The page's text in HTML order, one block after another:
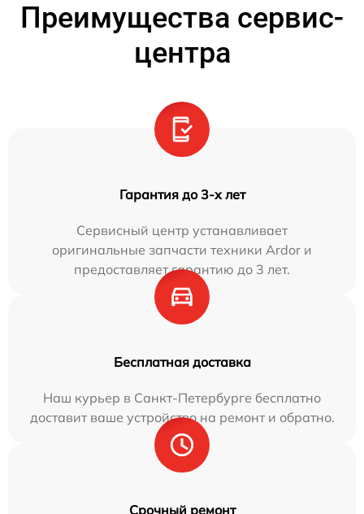
Преимущества сервис-
центра
Гарантия до 3-х лет
Сервисный центр устанавливает
оригинальные запчасти техники Ardor и
предоставляет гарантию до 3 лет.
Бесплатная доставка
Наш курьер в Санкт-Петербурге бесплатно
доставит ваше устройство на ремонт и обратно.
Срочный ремонт